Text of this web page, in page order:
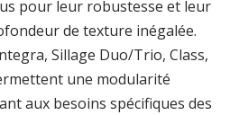
pour leur robustesse et leur
de texture inégalée.
Sillage Duo/Trio, Class,
une modularité
aux besoins spécifiques des